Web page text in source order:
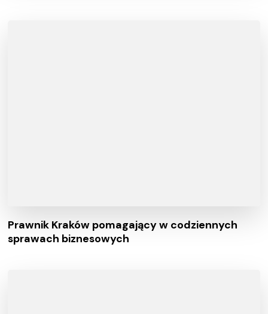
Prawnik Kraków pomagający w codziennych
sprawach biznesowych